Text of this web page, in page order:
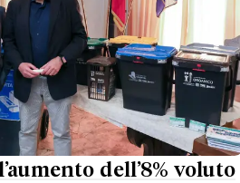
dell’8% voluto